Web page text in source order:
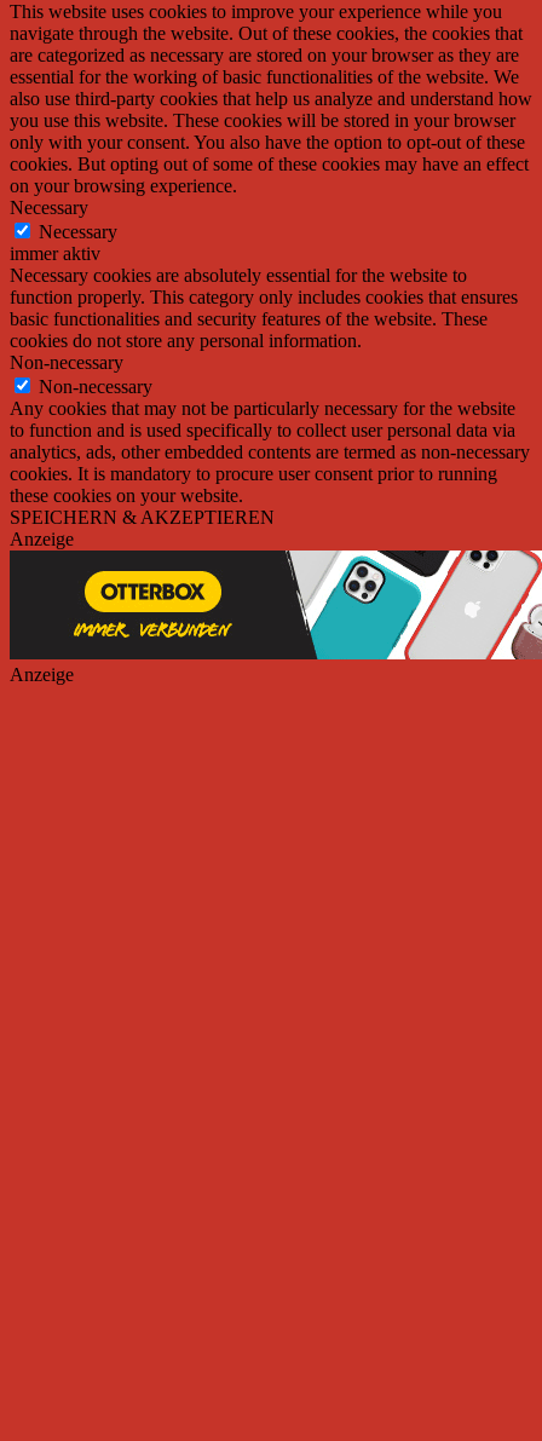
This website uses cookies to improve your experience while you
navigate through the website. Out of these cookies, the cookies that
are categorized as necessary are stored on your browser as they are
essential for the working of basic functionalities of the website. We
also use third-party cookies that help us analyze and understand how
you use this website. These cookies will be stored in your browser
only with your consent. You also have the option to opt-out of these
cookies. But opting out of some of these cookies may have an effect
on your browsing experience.
Necessary
Necessary
immer aktiv
Necessary cookies are absolutely essential for the website to
function properly. This category only includes cookies that ensures
basic functionalities and security features of the website. These
cookies do not store any personal information.
Non-necessary
Non-necessary
Any cookies that may not be particularly necessary for the website
to function and is used specifically to collect user personal data via
analytics, ads, other embedded contents are termed as non-necessary
cookies. It is mandatory to procure user consent prior to running
these cookies on your website.
SPEICHERN & AKZEPTIEREN
Anzeige
Anzeige